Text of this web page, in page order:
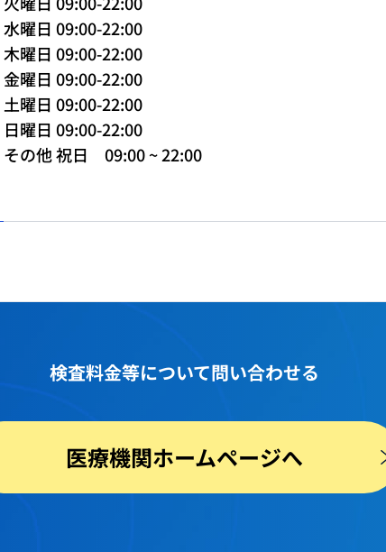
水曜日 09:00-22:00
木曜日 09:00-22:00
金曜日 09:00-22:00
土曜日 09:00-22:00
日曜日 09:00-22:00
その他 祝日 09:00 ~ 22:00
検査料金等について問い合わせる
医療機関ホームページへ